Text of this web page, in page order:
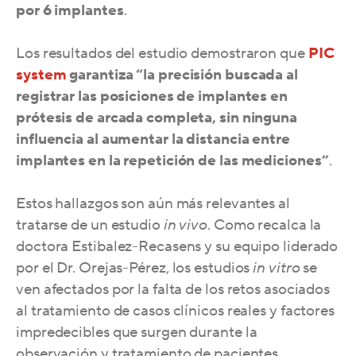
por 6 implantes.
Los resultados del estudio demostraron que PIC
systemgarantiza “la precisión buscada al
registrar las posiciones de implantes en
prótesis de arcada completa, sin ninguna
influencia al aumentar la distancia entre
implantes en la repetición de las mediciones”.
Estos hallazgos son aún más relevantes al
tratarse de un estudio in vivo. Como recalca la
doctora Estibalez-Recasens y su equipo liderado
por el Dr. Orejas-Pérez, los estudiosin vitrose
ven afectados por la falta de los retos asociados
al tratamiento de casos clínicos reales y factores
impredecibles que surgen durante la